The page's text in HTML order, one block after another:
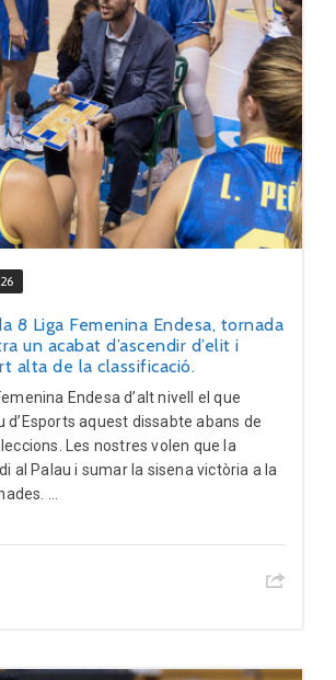
8 Liga Femenina Endesa, tornada
un acabat d’ascendir d’elit i
alta de la classificació.
Endesa d’alt nivell el que
d’Esports aquest dissabte abans de
Les nostres volen que la
al Palau i sumar la sisena victòria a la
...